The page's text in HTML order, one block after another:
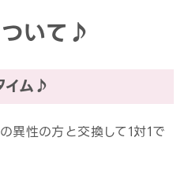
いて♪
イム♪
異性の方と交換して1対1で